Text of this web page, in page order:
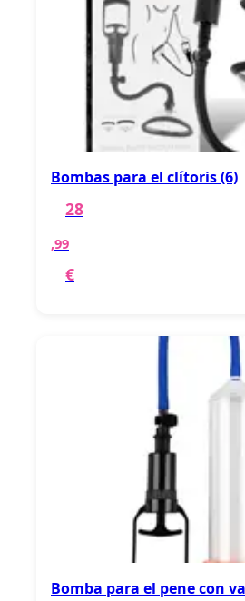
Bombas para el clítoris (6)
28
,99
€
Bomba para el pene con